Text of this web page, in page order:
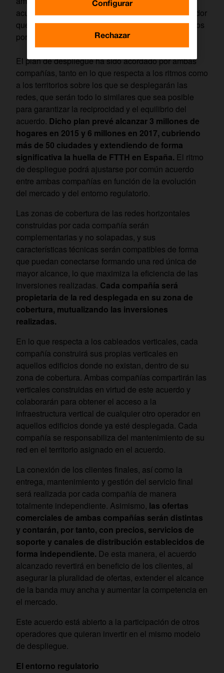
acuerdos de compartición con cualquier otro operador
que disponga de verticales en los territorios cubiertos
por este acuerdo.
El plan de despliegue ha sido acordado por ambas
compañías, tanto en lo que respecta a los ritmos como
a los territorios sobre los que se desplegarán las
redes, que serán todo lo similares que sea posible
para garantizar la reciprocidad y el equilibrio del
acuerdo. Dicho plan prevé alcanzar 3 millones de
hogares en 2015 y 6 millones en 2017, cubriendo
más de 50 ciudades y extendiendo de forma
significativa la huella de FTTH en España. El ritmo
de despliegue podrá ajustarse por común acuerdo
entre ambas compañías en función de la evolución
del mercado y del entorno regulatorio.
Las zonas de cobertura de las redes horizontales
construidas por cada compañía serán
complementarias y no solapadas, y sus
características técnicas serán compatibles de forma
que puedan conectarse formando una red única de
mayor alcance, lo que maximiza la eficiencia de las
inversiones realizadas. Cada compañía será
propietaria de la red desplegada en su zona de
cobertura, mutualizando las inversiones
realizadas.
En lo que respecta a los cableados verticales, cada
compañía construirá sus propias verticales en
aquellos edificios donde no existan, dentro de su
zona de cobertura. Ambas compañías compartirán las
verticales construidas en virtud de este acuerdo y
colaborarán para obtener el acceso a la
infraestructura vertical de cualquier otro operador en
aquellos edificios donde ya esté desplegada. Cada
compañía se responsabiliza del mantenimiento de su
red en el territorio asignado en el acuerdo.
La conexión de los clientes finales, así como la
entrega, mantenimiento y gestión del servicio final
será realizada por cada compañía de manera
totalmente independiente. Asimismo, las ofertas
comerciales de ambas compañías serán distintas
y contarán, por tanto, con precios, servicios de
soporte y canales de distribución establecidos de
forma independiente. De esta manera, el acuerdo
alcanzado revertirá en beneficio de los clientes, al
asegurar la pluralidad de ofertas, extender el alcance
de la banda muy ancha y aumentar la competencia en
el mercado.
Este acuerdo está abierto a la participación de otros
operadores que quieran invertir en el mismo modelo
de despliegue.
El entorno regulatorio
Configurar
Rechazar